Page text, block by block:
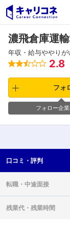
濃飛倉庫運
年収・給与ややり
2.8
フォ
フォロー企
口コミ・ 評判
転職・ 中途面接
残業代・ 残業時間